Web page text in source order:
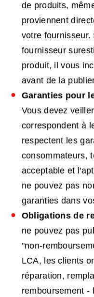
de produits,
proviennent
votre fournisseur.
fournisseur
produit, il vous
avant de la
Garanties pour
Vous devez
correspondent à
respectent les
consommateurs,
acceptable et
ne pouvez pas
garanties dans
Obligations de
ne pouvez pas
"non-
LCA, les clients
réparation,
remboursement -